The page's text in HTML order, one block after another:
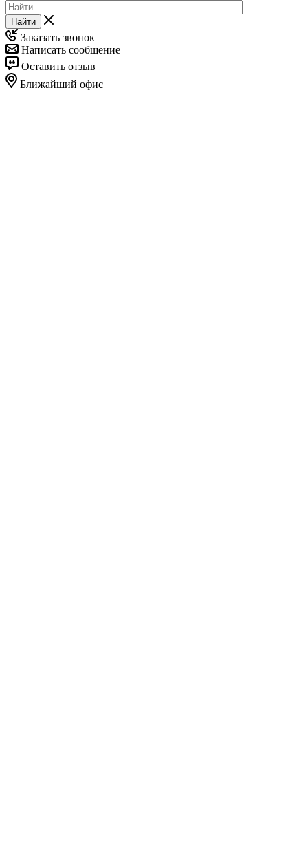
Найти
Заказать звонок
Написать сообщение
Оставить отзыв
Ближайший офис